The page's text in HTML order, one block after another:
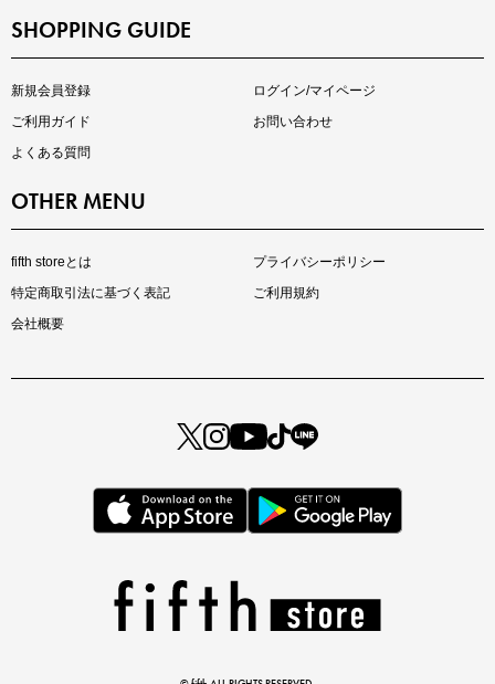
大人の着映えアイテム5選
マストバイアイテム
この夏の主役確定！
SHOPPING GUIDE
新規会員登録
ログイン/マイページ
ご利用ガイド
お問い合わせ
よくある質問
OTHER MENU
fifth storeとは
プライバシーポリシー
特定商取引法に基づく表記
ご利用規約
会社概要